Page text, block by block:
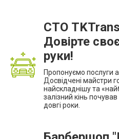
СТО
Довірте
руки!
Пропонуємо послуги
Досвідчені майстри
найскладнішу та
залізний кінь
довгі роки.